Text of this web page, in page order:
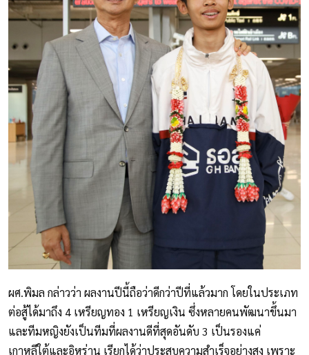
ผศ.พิมล กล่าวว่า ผลงานปีนี้ถือว่าดีกว่าปีที่แล้วมาก โดยในประเภท
ต่อสู้ได้มาถึง 4 เหรียญทอง 1 เหรียญเงิน ซึ่งหลายคนพัฒนาขึ้นมา
และทีมหญิงยังเป็นทีมที่ผลงานดีที่สุดอันดับ 3 เป็นรองแค่
เกาหลีใต้และอิหร่าน เรียกได้ว่าประสบความสำเร็จอย่างสูง เพราะ